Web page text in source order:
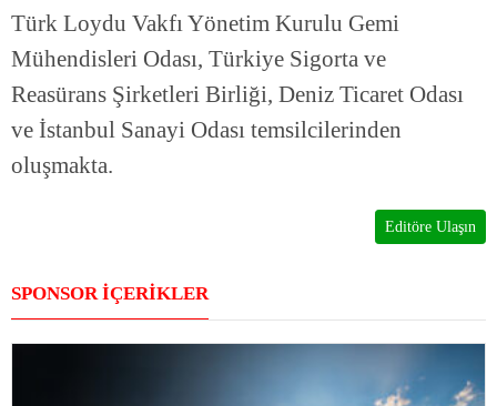
Türk Loydu Vakfı Yönetim Kurulu Gemi
Mühendisleri Odası, Türkiye Sigorta ve
Reasürans Şirketleri Birliği, Deniz Ticaret Odası
ve İstanbul Sanayi Odası temsilcilerinden
oluşmakta.
Editöre Ulaşın
SPONSOR İÇERİKLER